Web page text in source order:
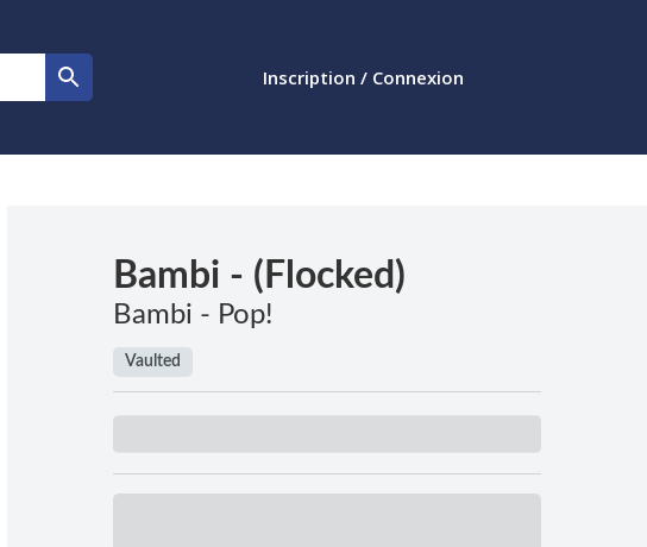
Inscription / Connexion
Bambi - (Flocked)
Bambi - Pop!
Vaulted